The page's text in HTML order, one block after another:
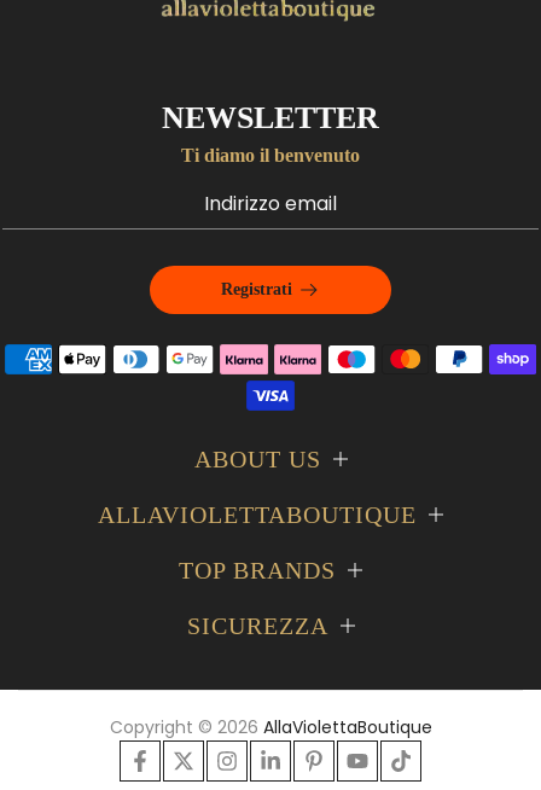
NEWSLETTER
Ti diamo il benvenuto
Registrati
ABOUT US
ALLAVIOLETTABOUTIQUE
TOP BRANDS
SICUREZZA
Copyright © 2026 AllaViolettaBoutique